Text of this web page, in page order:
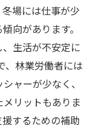
場には仕事が少
向があります。
生活が不安定に
、林業労働者には
ャーが少なく、
リットもありま
するための補助